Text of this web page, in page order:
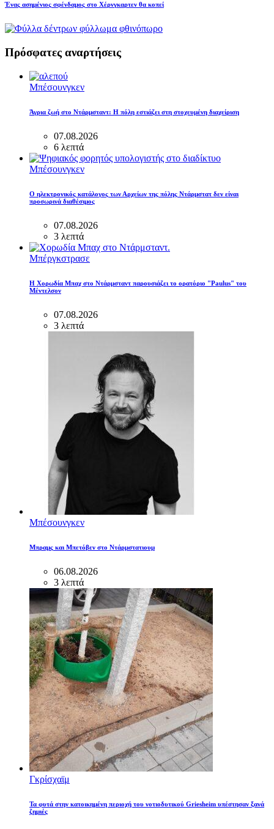
Ένας ασημένιος σφένδαμος στο Χέρνγκαρτεν θα κοπεί
Πρόσφατες αναρτήσεις
Μπέσουνγκεν
Άγρια ζωή στο Ντάρμσταντ: Η πόλη εστιάζει στη στοχευμένη διαχείριση
07.08.2026
6 λεπτά
Μπέσουνγκεν
Ο ηλεκτρονικός κατάλογος των Αρχείων της πόλης Ντάρμστατ δεν είναι
προσωρινά διαθέσιμος
07.08.2026
3 λεπτά
Μπέργκστρασε
Η Χορωδία Μπαχ στο Ντάρμσταντ παρουσιάζει το ορατόριο "Paulus" του
Μέντελσον
07.08.2026
3 λεπτά
Μπέσουνγκεν
Μπραμς και Μπετόβεν στο Ντάρμστατιουμ
06.08.2026
3 λεπτά
Γκρίσχαϊμ
Τα φυτά στην κατοικημένη περιοχή του νοτιοδυτικού Griesheim υπέστησαν ξανά
ζημιές